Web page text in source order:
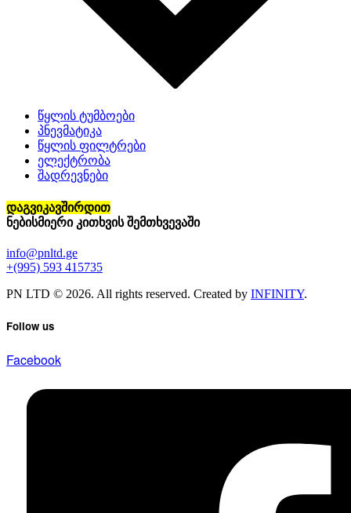
წყლის ტუმბოები
პნევმატიკა
წყლის ფილტრები
ელექტრობა
შადრევნები
დაგვიკავშირდით
ნებისმიერი კითხვის შემთხვევაში
info@pnltd.ge
+(995) 593 415735
PN LTD © 2026. All rights reserved. Created by INFINITY.
Follow us
Facebook